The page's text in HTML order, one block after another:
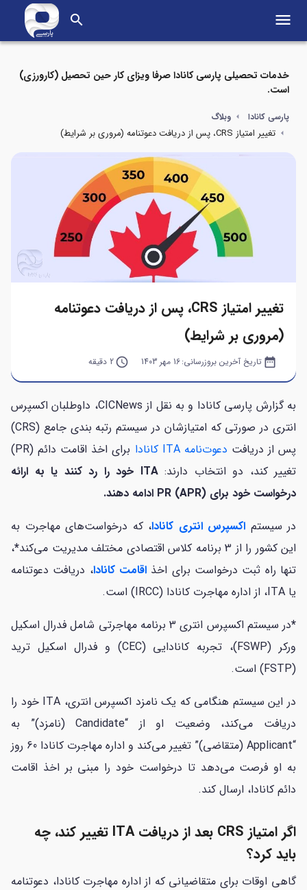
search menu
خدمات تحصیلی پارسی کانادا صرفا ویزای کار حین تحصیل (کارورزی)
است.
پارسی کانادا وبلاگ
تغییر امتیاز CRS، پس از دریافت دعوتنامه (مروری بر شرایط)
تغییر امتیاز CRS، پس از دریافت دعوتنامه
(مروری بر شرایط)
date_range تاریخ آخرین بروزرسانی:16 مهر 1403 query_builder2 دقیقه
به گزارش پارسی کانادا و به نقل از CICNews، داوطلبان اکسپرس
انتری در صورتی که امتیازشان در سیستم رتبه بندی جامع (CRS)
پس از دریافت دعوت‌نامه ITA کانادا
برای اخذ اقامت دائم (PR)
تغییر کند، دو انتخاب دارند:
ITA خود را رد کنند یا به ارائه
درخواست خود برای PR (APR) ادامه دهند.
در سیستم اکسپرس انتری کانادا، که درخواست‌های مهاجرت به
این کشور را از 3 برنامه کلاس اقتصادی مختلف مدیریت می‌کند
*،
تنها راه ثبت درخواست برای اخذ اقامت کانادا، دریافت دعوتنامه
یا ITA، از اداره مهاجرت کانادا (IRCC) است.
*
در سیستم اکسپرس انتری 3 برنامه مهاجرتی شامل فدرال اسکیل
ورکر (FSWP)، تجربه کانادایی (CEC) و فدرال اسکیل ترید
(FSTP) است.
در این سیستم هنگامی که یک نامزد اکسپرس انتری، ITA خود را
دریافت می‌کند، وضعیت او از “Candidate (نامزد)” به
“Applicant (متقاضی)” تغییر می‌کند و اداره مهاجرت کانادا 60 روز
به او فرصت می‌دهد تا درخواست خود را مبنی بر اخذ اقامت
دائم کانادا، ارسال کند.
اگر امتیاز CRS بعد از دریافت ITA تغییر کند، چه
باید کرد؟
گاهی اوقات برای متقاضیانی که از اداره مهاجرت کانادا، دعوتنامه